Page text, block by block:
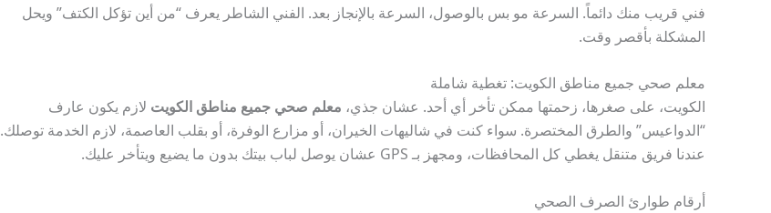
فني قريب منك دائماً. السرعة مو بس بالوصول، السرعة بالإنجاز بعد. الفني الشاطر يعرف “من أين تؤكل الكتف” ويحل
المشكلة بأقصر وقت.
معلم صحي جميع مناطق الكويت: تغطية شاملة
الكويت، على صغرها، زحمتها ممكن تأخر أي أحد. عشان جذي، معلم صحي جميع مناطق الكويت لازم يكون عارف
“الدواعيس” والطرق المختصرة. سواء كنت في شاليهات الخيران، أو مزارع الوفرة، أو بقلب العاصمة، لازم الخدمة توصلك.
عندنا فريق متنقل يغطي كل المحافظات، ومجهز بـ GPS عشان يوصل لباب بيتك بدون ما يضيع ويتأخر عليك.
أرقام طوارئ الصرف الصحي